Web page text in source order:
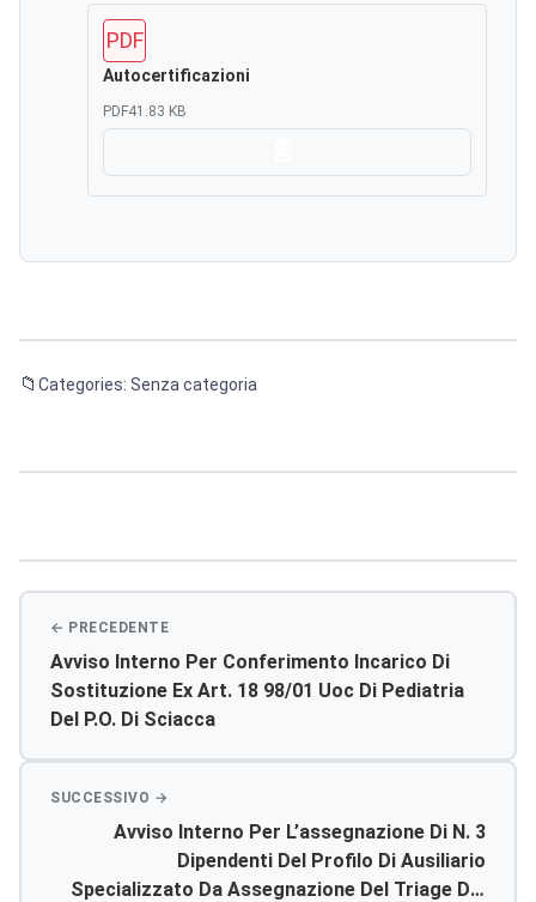
PDF
Autocertificazioni
PDF41.83 KB
Categories: Senza categoria
Avviso Interno Per Conferimento Incarico Di
Sostituzione Ex Art. 18 98/01 Uoc Di Pediatria
Del P.o. Di Sciacca
Avviso Interno Per L’assegnazione Di N. 3
Dipendenti Del Profilo Di Ausiliario
Specializzato Da Assegnazione Del Triage Del